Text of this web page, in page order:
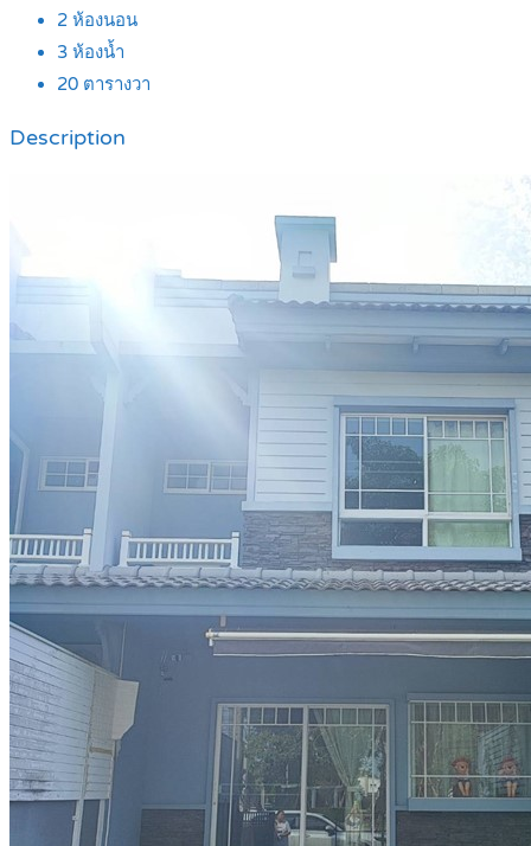
2 ห้องนอน
3 ห้องน้ำ
20 ตารางวา
Description